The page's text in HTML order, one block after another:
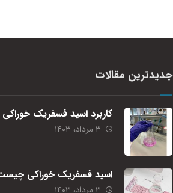
جدیدترین مقالات
کاربرد اسید فسفریک خوراکی
۳ مرداد، ۱۴۰۳
اسید فسفریک خوراکی
۳ مرداد، ۱۴۰۳